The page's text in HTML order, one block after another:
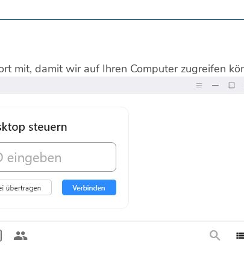
mit, damit wir auf Ihren Computer zugreifen